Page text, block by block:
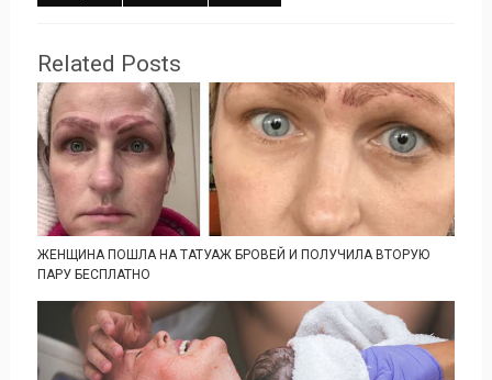
Related Posts
ЖЕНЩИНА ПОШЛА НА ТАТУАЖ БРОВЕЙ И ПОЛУЧИЛА ВТОРУЮ
ПАРУ БЕСПЛАТНО